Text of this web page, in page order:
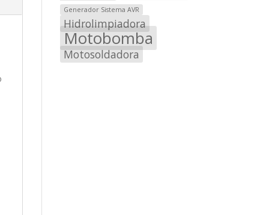
Generador Sistema AVR
Hidrolimpiadora
Motobomba
Motosoldadora